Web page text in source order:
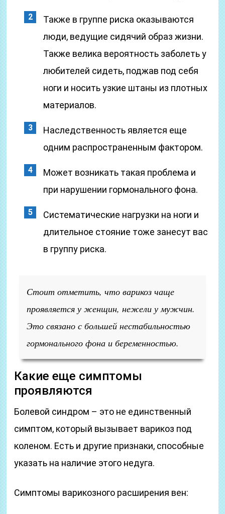
Также в группе риска оказываются
люди, ведущие сидячий образ жизни.
Также велика вероятность заболеть у
любителей сидеть, поджав под себя
ноги и носить узкие штаны из плотных
материалов.
Наследственность является еще
одним распространенным фактором.
Может возникать такая проблема и
при нарушении гормонального фона.
Систематические нагрузки на ноги и
длительное стояние тоже занесут вас
в группу риска.
Стоит отметить, что варикоз чаще
проявляется у женщин, нежели у мужчин.
Это связано с большей нестабильностью
гормонального фона и беременностью.
Какие еще симптомы
проявляются
Болевой синдром – это не единственный
симптом, который вызывает варикоз под
коленом. Есть и другие признаки, способные
указать на наличие этого недуга.
Симптомы варикозного расширения вен: